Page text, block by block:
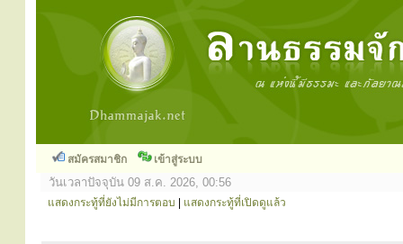
สมัครสมาชิก เข้าสู่ระบบ
วันเวลาปัจจุบัน 09 ส.ค. 2026, 00:56
แสดงกระทู้ที่ยังไม่มีการตอบ แสดงกระทู้ที่เปิดดูแล้ว